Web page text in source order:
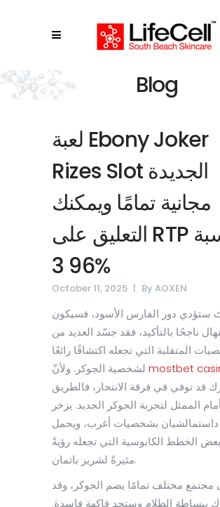
Blog
لعبة Ebony Joker
Rizes Slot الجديدة
مجانية تمامًا ويمكنك
التعليق على RTP بنسبة
96 3%
October 11, 2025 By AOXEN
ستؤدي دور الفارس الأسود، فسيكون
ناجحًا بالتأكيد، فقد جسّد العديد من
المتقلبة التي تجعله اكتشافًا رائعًا
mostbet
قد توفي في فرقة الانتحار، فالطريق
الممثل لتجربة الجوكر الجديد. يزخر
بشخصيات أغرب، ويحمل
الخطط الكابوسية التي تجعله رؤيةً
مثيرةً لشرير باتمان.
مجتمع مختلف تمامًا يضم الجوكر، وقد
ببساطة الظلام وستجد فاكهة فاسدة.